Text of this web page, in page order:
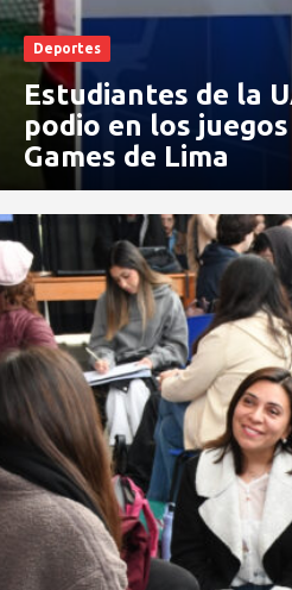
Deportes
Estudiantes de la
podio en los juegos
Games de Lima